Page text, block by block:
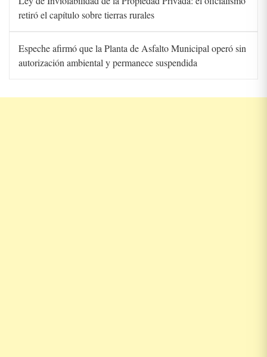
retiró el capítulo sobre tierras rurales
Espeche afirmó que la Planta de Asfalto Municipal operó sin
autorización ambiental y permanece suspendida